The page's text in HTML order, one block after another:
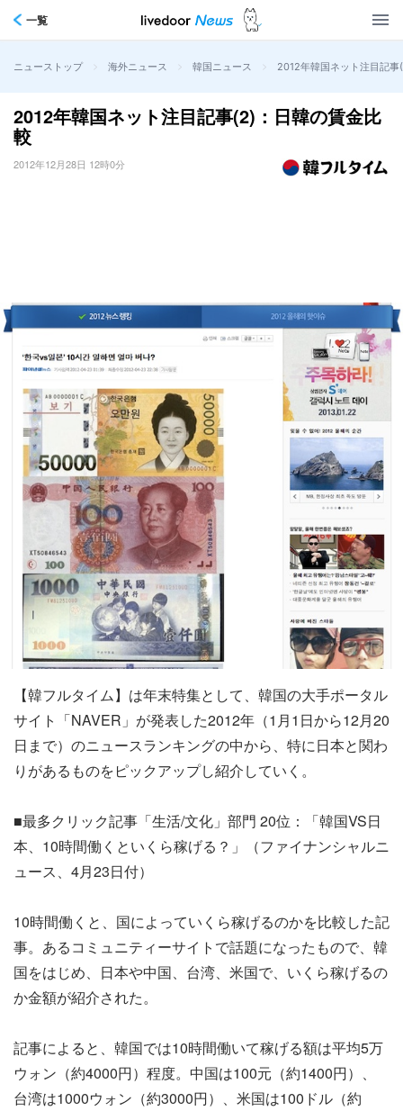
一覧
ニューストップ > 海外ニュース > 韓国ニュース > 2012年韓国ネット注目記
2012年韓国ネット注目記事(2)：日韓の賃金比
較
2012年12月28日 12時0分
【韓フルタイム】は年末特集として、韓国の大手ポータル
サイト「NAVER」が発表した2012年（1月1日から12月20
日まで）のニュースランキングの中から、特に日本と関わ
りがあるものをピックアップし紹介していく。
■最多クリック記事「生活/文化」部門 20位：「韓国VS日
本、10時間働くといくら稼げる？」（ファイナンシャルニ
ュース、4月23日付）
10時間働くと、国によっていくら稼げるのかを比較した記
事。あるコミュニティーサイトで話題になったもので、韓
国をはじめ、日本や中国、台湾、米国で、いくら稼げるの
か金額が紹介された。
記事によると、韓国では10時間働いて稼げる額は平均5万
ウォン（約4000円）程度。中国は100元（約1400円）、
台湾は1000ウォン（約3000円）、米国は100ドル（約